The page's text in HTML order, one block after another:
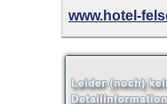
www.hotel-